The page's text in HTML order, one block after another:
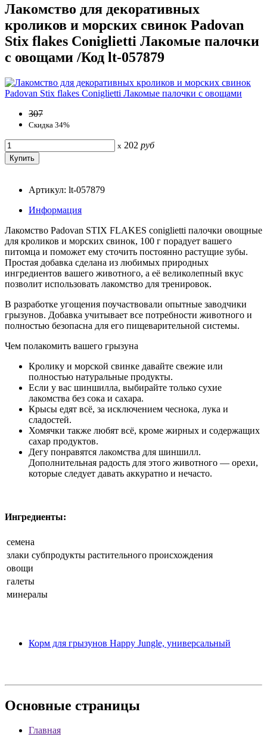
Лакомство для декоративных
кроликов и морских свинок Padovan
Stix flakes Coniglietti Лакомые палочки
с овощами /Код lt-057879
307
Скидка 34%
x 202 руб
Артикул: lt-057879
Информация
Лакомство Padovan STIX FLAKES coniglietti палочки овощные
для кроликов и морских свинок, 100 г порадует вашего
питомца и поможет ему сточить постоянно растущие зубы.
Простая добавка сделана из любимых природных
ингредиентов вашего животного, а её великолепный вкус
позволит использовать лакомство для тренировок.
В разработке угощения поучаствовали опытные заводчики
грызунов. Добавка учитывает все потребности животного и
полностью безопасна для его пищеварительной системы.
Чем полакомить вашего грызуна
Кролику и морской свинке давайте свежие или
полностью натуральные продукты.
Если у вас шиншилла, выбирайте только сухие
лакомства без сока и сахара.
Крысы едят всё, за исключением чеснока, лука и
сладостей.
Хомячки также любят всё, кроме жирных и содержащих
сахар продуктов.
Дегу понравятся лакомства для шиншилл.
Дополнительная радость для этого животного — орехи,
которые следует давать аккуратно и нечасто.
Ингредиенты:
семена
злаки субпродукты растительного происхождения
овощи
галеты
минералы
Корм для грызунов Happy Jungle, универсальный
Основные страницы
Главная